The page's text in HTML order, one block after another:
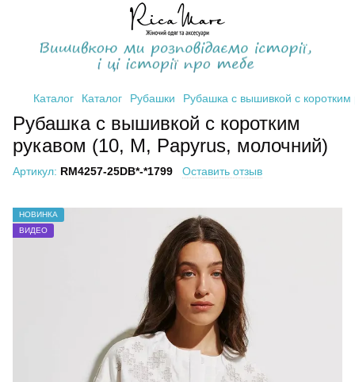
Каталог Каталог Рубашки Рубашка с вышивкой с
Рубашка с вышивкой с коротким
рукавом (10, M, Papyrus, молочний)
Артикул: RM4257-25DB*-*1799 Оставить отзыв
НОВИНКА
ВИДЕО